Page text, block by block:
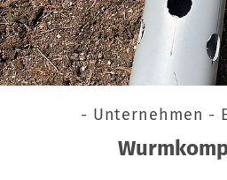
- Unternehmen -